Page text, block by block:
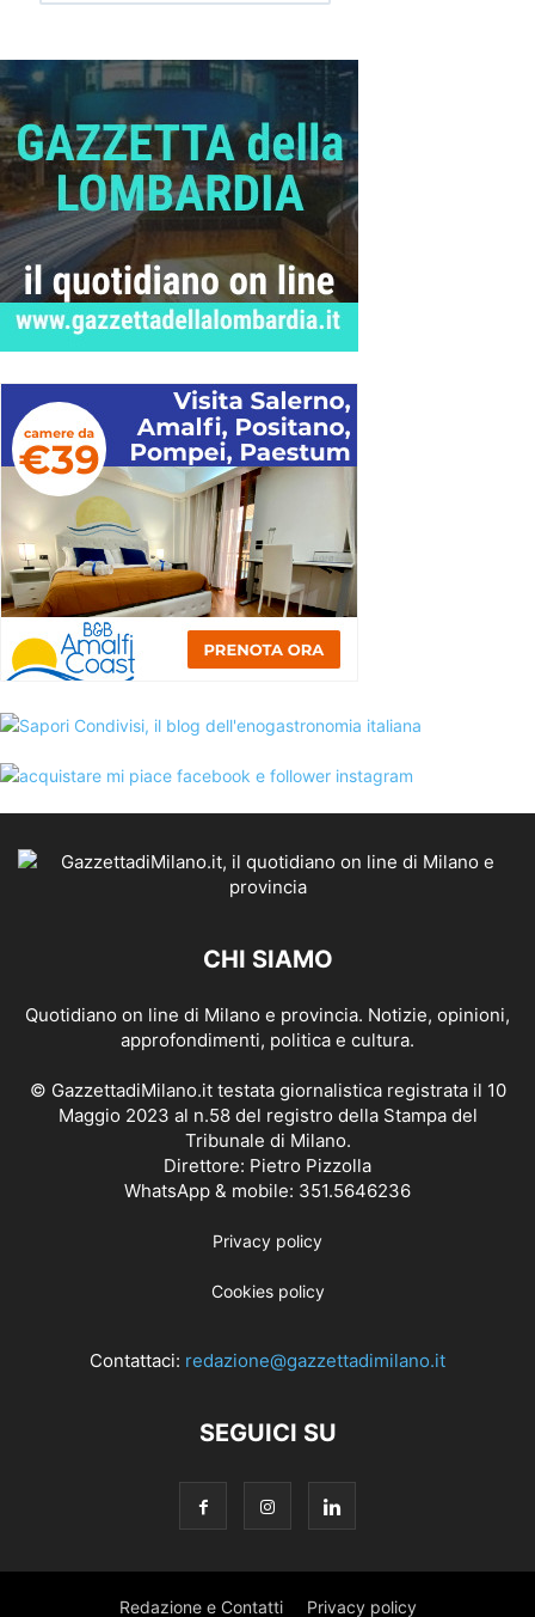
CHI SIAMO
Quotidiano on line di Milano e provincia. Notizie, opinioni,
approfondimenti, politica e cultura.
© GazzettadiMilano.it testata giornalistica registrata il 10
Maggio 2023 al n.58 del registro della Stampa del
Tribunale di Milano.
Direttore: Pietro Pizzolla
WhatsApp & mobile: 351.5646236
Privacy policy
Cookies policy
Contattaci: redazione@gazzettadimilano.it
SEGUICI SU
Redazione e Contatti Privacy policy